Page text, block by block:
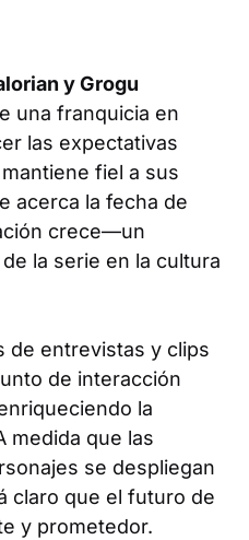
y Grogu
una franquicia en
las expectativas
fiel a sus
acerca la fecha de
crece—un
la serie en la cultura
de entrevistas y clips
de interacción
la
medida que las
se despliegan
claro que el futuro de
y prometedor.